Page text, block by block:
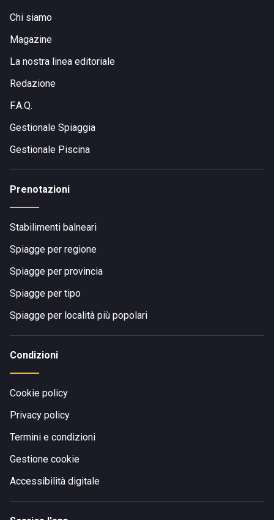
Chi siamo
Magazine
La nostra linea editoriale
Redazione
F.A.Q.
Gestionale Spiaggia
Gestionale Piscina
Prenotazioni
Stabilimenti balneari
Spiagge per regione
Spiagge per provincia
Spiagge per tipo
Spiagge per località più popolari
Condizioni
Cookie policy
Privacy policy
Termini e condizioni
Gestione cookie
Accessibilità digitale